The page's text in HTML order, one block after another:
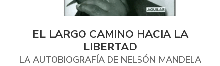
EL LARGO CAMINO HACIA LA
LIBERTAD
LA AUTOBIOGRAFÍA DE NELSÓN MANDELA